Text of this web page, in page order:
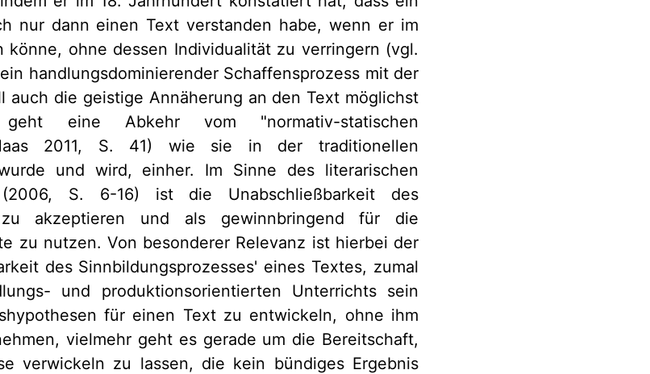
nur dann einen Text verstanden habe, wenn er im
könne, ohne dessen Individualität zu verringern (vgl.
handlungsdominierender Schaffensprozess mit der
auch die geistige Annäherung an den Text möglichst
eine Abkehr vom "normativ-statischen
2011, S. 41) wie sie in der traditionellen
und wird, einher. Im Sinne des literarischen
S. 6-16) ist die Unabschließbarkeit des
zu akzeptieren und als gewinnbringend für die
zu nutzen. Von besonderer Relevanz ist hierbei der
des Sinnbildungsprozesses' eines Textes, zumal
und produktionsorientierten Unterrichts sein
für einen Text zu entwickeln, ohne ihm
vielmehr geht es gerade um die Bereitschaft,
verwickeln zu lassen, die kein bündiges Ergebnis